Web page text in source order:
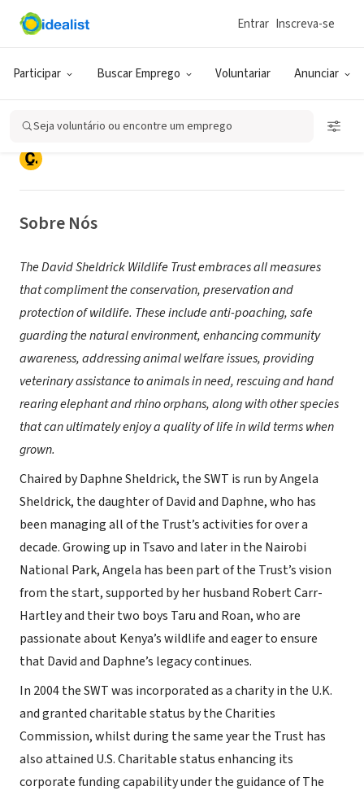
Participar Buscar Emprego Voluntariar Anunciar
Entrar Inscreva-se
Seja voluntário ou encontre um emprego
ONG (SETOR SOCIAL)
The David Sheldrick Wildlife Trust
USA
Laguna Hills, CA|www.sheldrickwildlifetrust.org
Sobre Nós
The David Sheldrick Wildlife Trust embraces all measures
that compliment the conservation, preservation and
protection of wildlife. These include anti-poaching, safe
guarding the natural environment, enhancing community
awareness, addressing animal welfare issues, providing
veterinary assistance to animals in need, rescuing and hand
rearing elephant and rhino orphans, along with other species
that can ultimately enjoy a quality of life in wild terms when
grown.
Chaired by Daphne Sheldrick, the SWT is run by Angela
Sheldrick, the daughter of David and Daphne, who has
been managing all of the Trust’s activities for over a
decade. Growing up in Tsavo and later in the Nairobi
National Park, Angela has been part of the Trust’s vision
from the start, supported by her husband Robert Carr-
Hartley and their two boys Taru and Roan, who are
passionate about Kenya’s wildlife and eager to ensure
that David and Daphne’s legacy continues.
In 2004 the SWT was incorporated as a charity in the U.K.
and granted charitable status by the Charities
Commission, whilst during the same year the Trust has
also attained U.S. Charitable status enhancing its
corporate funding capability under the guidance of The